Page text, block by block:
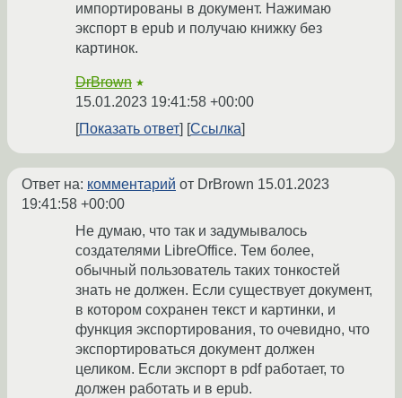
импортированы в документ. Нажимаю
экспорт в epub и получаю книжку без
картинок.
DrBrown ★
15.01.2023 19:41:58 +00:00
Показать ответ
Ссылка
Ответ на: комментарий от DrBrown 15.01.2023
19:41:58 +00:00
Не думаю, что так и задумывалось
создателями LibreOffice. Тем более,
обычный пользователь таких тонкостей
знать не должен. Если существует документ,
в котором сохранен текст и картинки, и
функция экспортирования, то очевидно, что
экспортироваться документ должен
целиком. Если экспорт в pdf работает, то
должен работать и в epub.